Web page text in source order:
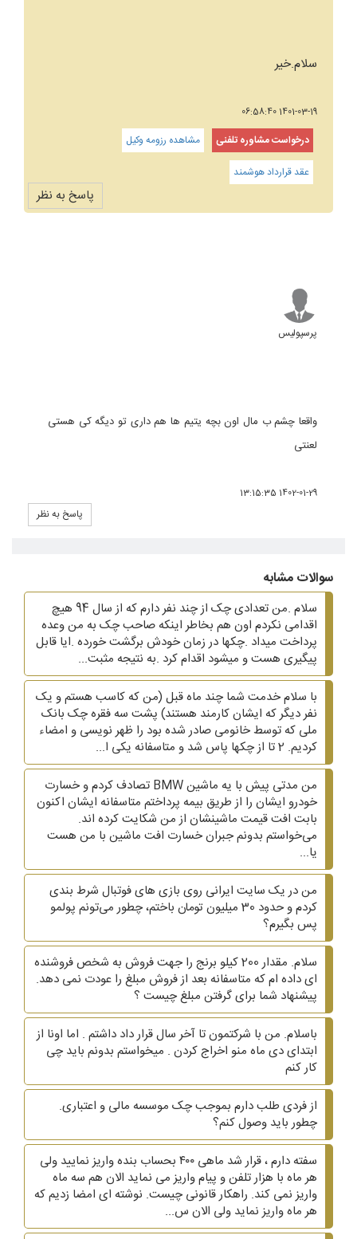
سلام.خیر
1401-03-19 06:58:40
درخواست مشاوره تلفنی
مشاهده رزومه وکیل
عقد قرارداد هوشمند
پاسخ به نظر
پرسپولیس
واقعا چشم ب مال اون بچه یتیم ها هم داری تو دیگه کی هستی
لعنتی
1402-01-29 13:15:35
پاسخ به نظر
سوالات مشابه
سلام .من تعدادی چک از چند نفر دارم که از سال 94 هیچ
اقدامی نکردم اون هم بخاطر اینکه صاحب چک به من وعده
پرداخت میداد .چکها در زمان خودش برگشت خورده .ایا قابل
پیگیری هست و میشود اقدام کرد .به نتیجه مثبت...
با سلام خدمت شما چند ماه قبل (من که کاسب هستم و یک
نفر دیگر که ایشان کارمند هستند) پشت سه فقره چک بانک
ملی که توسط خانومی صادر شده بود را ظهر نویسی و امضاء
کردیم. 2 تا از چکها پاس شد و متاسفانه یکی ا...
من مدتی پیش با یه ماشین BMW تصادف کردم و خسارت
خودرو ایشان را از طریق بیمه پرداختم متاسفانه ایشان اکنون
بابت افت قیمت ماشینشان از من شکایت کرده اند.
می‌خواستم بدونم جبران خسارت افت ماشین با من هست
یا...
من در یک سایت ایرانی روی بازی های فوتبال شرط بندی
کردم و حدود 30 میلیون تومان باختم، چطور می‌تونم پولمو
پس بگیرم؟
سلام. مقدار 200 کیلو برنج را جهت فروش به شخص فروشنده
ای داده ام که متاسفانه بعد از فروش مبلغ را عودت نمی دهد.
پیشنهاد شما برای گرفتن مبلغ چیست ؟
باسلام. من با شرکتمون تا آخر سال قرار داد داشتم . اما اونا از
ابتدای دی ماه منو اخراج کردن . میخواستم بدونم باید چی
کار کنم
از فردی طلب دارم بموجب چک موسسه مالی و اعتباری.
چطور باید وصول کنم؟
سفته دارم ، قرار شد ماهی ۴۰۰ بحساب بنده واریز نمایید ولی
هر ماه با هزار تلفن و پیام واریز می نماید الان هم سه ماه
واریز نمی کند. راهکار قانونی چیست. نوشته ای امضا زدیم که
هر ماه واریز نماید ولی الان س...